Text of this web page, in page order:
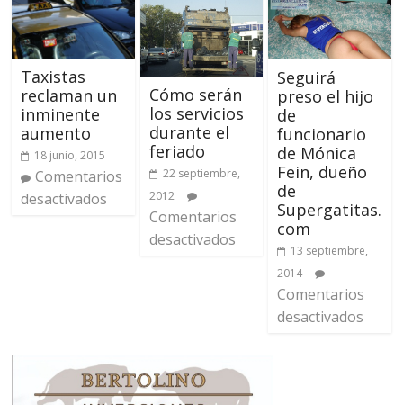
Taxistas
reclaman un
inminente
aumento
18 junio, 2015
Comentarios
desactivados
Cómo serán
los servicios
durante el
feriado
22 septiembre,
2012
Comentarios
desactivados
Seguirá
preso el hijo
de
funcionario
de Mónica
Fein, dueño
de
Supergatitas.
com
13 septiembre,
2014
Comentarios
desactivados